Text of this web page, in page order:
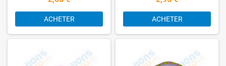
ACHETER ACHETER